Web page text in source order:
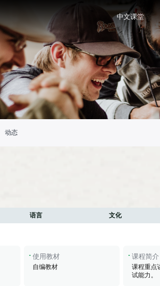
中文课堂
动态
语言 文化
使用教材
自编教材
课程简介
课程重点
试能力。